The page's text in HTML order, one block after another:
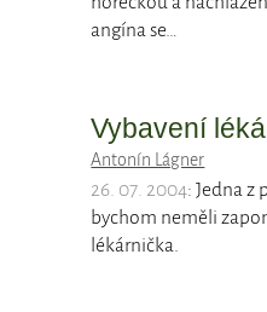
angína se…
Vybavení
Antonín Lágner
26. 07. 2004: Jedna z
bychom neměli
lékárnička.